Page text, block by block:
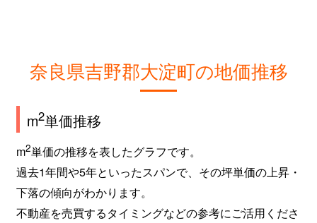
奈良県吉野郡大淀町の地価推移
m2単価推移
m2単価の推移を表したグラフです。
過去1年間や5年といったスパンで、その坪単価の上昇・
下落の傾向がわかります。
不動産を売買するタイミングなどの参考にご活用くださ